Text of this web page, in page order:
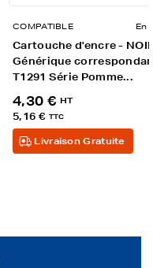
COMPATIBLE En
Cartouche d'encre -
Générique
T1291 Série Pomme...
4,30 € HT
5,16 € TTC
Livraison Gratuite